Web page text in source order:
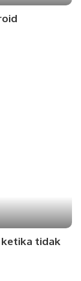
ketika tidak